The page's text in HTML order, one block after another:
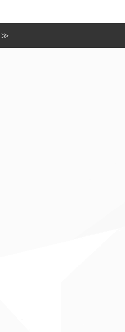
≫